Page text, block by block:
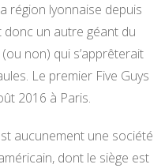
région lyonnaise depuis
donc un autre géant du
non) qui s’apprêterait
Le premier Five Guys
2016 à Paris.
aucunement une société
dont le siège est